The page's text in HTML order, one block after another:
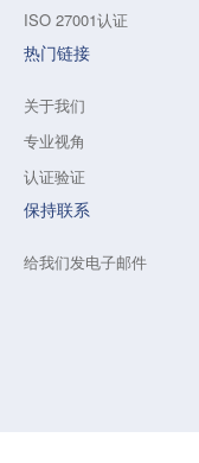
ISO 27001认证
热门链接
关于我们
专业视角
认证验证
保持联系
给我们发电子邮件